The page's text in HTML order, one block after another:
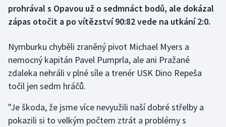
Florbal
Golf
Gymnastika
Házená
prohrával s Opavou už o sedmnáct bodů, ale dokázal
zápas otočit a po vítězství 90:82 vede na utkání 2:0.
Nymburku chyběli zraněný pivot Michael Myers a
nemocný kapitán Pavel Pumprla, ale ani Pražané
zdaleka nehráli v plné síle a trenér USK Dino Repeša
točil jen sedm hráčů.
"Je škoda, že jsme více nevyužili naší dobré střelby a
pokazili si to velkým počtem ztrát a problémy s